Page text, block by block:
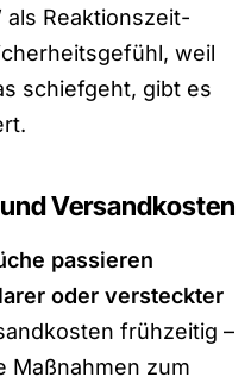
als Reaktionszeit-
weil
schiefgeht, gibt es
Versandkosten
passieren
oder versteckter
frühzeitig –
Maßnahmen zum